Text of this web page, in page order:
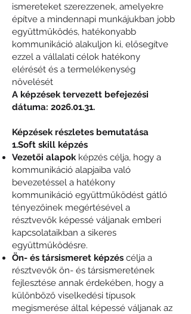
ismereteket szerezzenek, amelyekre
építve a mindennapi munkájukban jobb
együttműködés, hatékonyabb
kommunikáció alakuljon ki, elősegítve
ezzel a vállalati célok hatékony
elérését és a termelékenység
növelését
A képzések tervezett befejezési
dátuma: 2026.01.31.
Képzések részletes bemutatása
1.Soft skill képzés
Vezetői alapokképzés célja, hogy a
kommunikáció alapjaiba való
bevezetéssel a hatékony
kommunikáció együttműködést gátló
tényezőinek megértésével a
résztvevők képessé váljanak emberi
kapcsolataikban a sikeres
együttműködésre.
Ön- és társismeret képzés célja a
résztvevők ön- és társismeretének
fejlesztése annak érdekében, hogy a
különböző viselkedési típusok
megismerése által képessé váljanak az